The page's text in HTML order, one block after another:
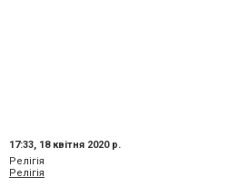
17:33, 18 квітня 2020 р.
Релігія
Релігія